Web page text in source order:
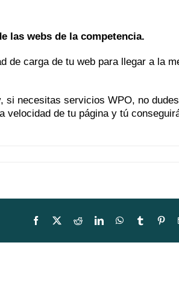
las webs de la competencia.
de carga de tu web para llegar a la
si necesitas servicios WPO, no
velocidad de tu página y tú
Facebook
X RedditLinkedInWhatsApp
Tumblr